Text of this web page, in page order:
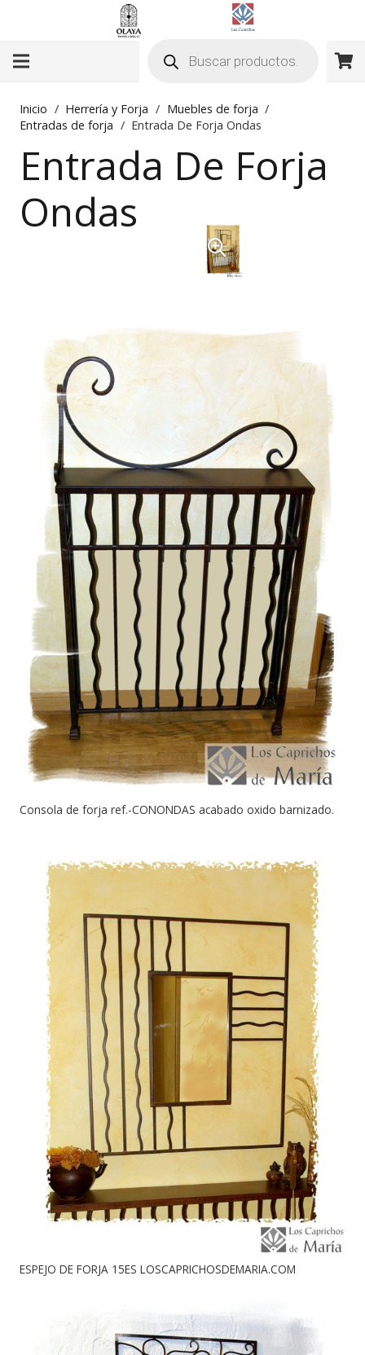
productos
Inicio / Herrería y Forja / Muebles de forja /
Entradas de forja / Entrada De Forja Ondas
Entrada De Forja
Ondas
Consola de forja ref.-CONONDAS acabado oxido barnizado.
ESPEJO DE FORJA 15ES LOSCAPRICHOSDEMARIA.COM